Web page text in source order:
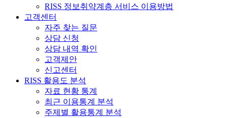
RISS 정보취약계층 서비스 이용방법
고객센터
자주 찾는 질문
상담 신청
상담 내역 확인
고객제안
신고센터
RISS 활용도 분석
자료 현황 통계
최근 이용통계 분석
주제별 활용통계 분석